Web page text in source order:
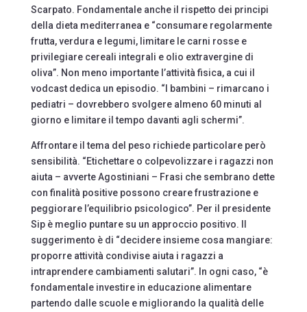
Scarpato. Fondamentale anche il rispetto dei principi
della dieta mediterranea e “consumare regolarmente
frutta, verdura e legumi, limitare le carni rosse e
privilegiare cereali integrali e olio extravergine di
oliva”. Non meno importante l’attività fisica, a cui il
vodcast dedica un episodio. “I bambini – rimarcano i
pediatri – dovrebbero svolgere almeno 60 minuti al
giorno e limitare il tempo davanti agli schermi”.
Affrontare il tema del peso richiede particolare però
sensibilità. “Etichettare o colpevolizzare i ragazzi non
aiuta – avverte Agostiniani – Frasi che sembrano dette
con finalità positive possono creare frustrazione e
peggiorare l’equilibrio psicologico”. Per il presidente
Sip è meglio puntare su un approccio positivo. Il
suggerimento è di “decidere insieme cosa mangiare:
proporre attività condivise aiuta i ragazzi a
intraprendere cambiamenti salutari”. In ogni caso, “è
fondamentale investire in educazione alimentare
partendo dalle scuole e migliorando la qualità delle